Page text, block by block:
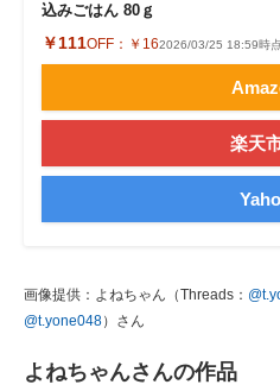
込みごはん 80ｇ
￥111OFF： ￥162026/03/25 18:59時
楽天
画像提供：よねちゃん（Threads：
@t.yone048）さん
よねちゃんさんの作品